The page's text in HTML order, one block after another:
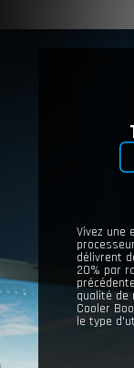
Vivez une
délivrent
20% par
qualité
Cooler
le type